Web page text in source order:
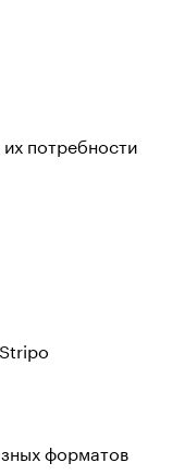
их потребности
форматов